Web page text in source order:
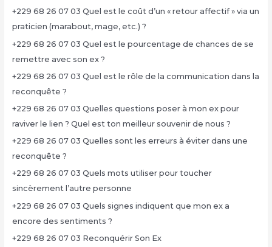
+229 68 26 07 03 Quel est le coût d’un « retour affectif » via un
praticien (marabout, mage, etc.) ?
+229 68 26 07 03 Quel est le pourcentage de chances de se
remettre avec son ex ?
+229 68 26 07 03 Quel est le rôle de la communication dans la
reconquête ?
+229 68 26 07 03 Quelles questions poser à mon ex pour
raviver le lien ? Quel est ton meilleur souvenir de nous ?
+229 68 26 07 03 Quelles sont les erreurs à éviter dans une
reconquête ?
+229 68 26 07 03 Quels mots utiliser pour toucher
sincèrement l’autre personne
+229 68 26 07 03 Quels signes indiquent que mon ex a
encore des sentiments ?
+229 68 26 07 03 Reconquérir Son Ex